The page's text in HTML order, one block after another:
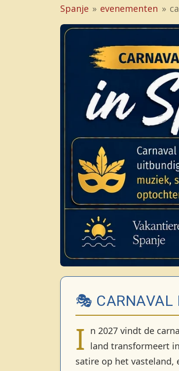
Spanje » evenementen »
🎭 CARNAVAL
I n 2027 vindt de
land transformeert
satire op het vasteland,